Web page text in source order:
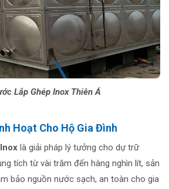
Lắp Ghép Inox Thiên Á
Hoạt Cho Hộ Gia Đình
là giải pháp lý tưởng cho dự trữ
tích từ vài trăm đến hàng nghìn lít, sản
bảo nguồn nước sạch, an toàn cho gia